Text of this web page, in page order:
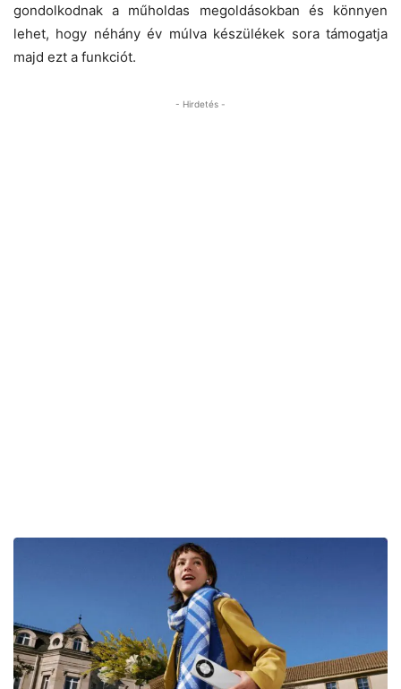
gondolkodnak a műholdas megoldásokban és könnyen
lehet, hogy néhány év múlva készülékek sora támogatja
majd ezt a funkciót.
- Hirdetés -